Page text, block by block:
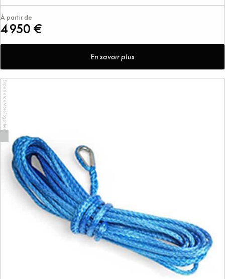
À partir de
4 950 €
En savoir plus
ExperienceMoreTogether